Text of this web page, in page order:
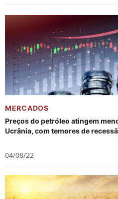
MERCADOS
Preços do petróleo atingem
Ucrânia, com temores de
04/08/22